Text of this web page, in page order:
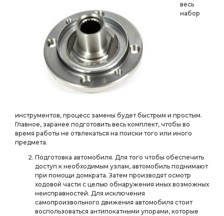
весь
набор
инструментов, процесс замены будет быстрым и простым.
Главное, заранее подготовить весь комплект, чтобы во
время работы не отвлекаться на поиски того или иного
предмета.
Подготовка автомобиля. Для того чтобы обеспечить
доступ к необходимым узлам, автомобиль поднимают
при помощи домкрата. Затем производят осмотр
ходовой части с целью обнаружения иных возможных
неисправностей. Для исключения
самопроизвольного движения автомобиля стоит
воспользоваться антипокатными упорами, которые